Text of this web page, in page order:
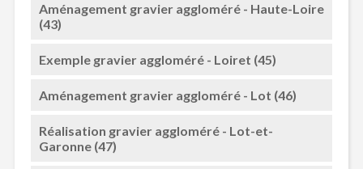
Aménagement gravier aggloméré - Haute-Loire
(43)
Exemple gravier aggloméré - Loiret (45)
Aménagement gravier aggloméré - Lot (46)
Réalisation gravier aggloméré - Lot-et-
Garonne (47)